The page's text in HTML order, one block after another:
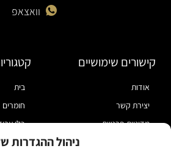
ניהול ההגדרות
וואצאפ
קישורים שימושיים
אודות
יצירת קשר
מדיניות פרטיות
בית
חומרים
כלי
מוצרי